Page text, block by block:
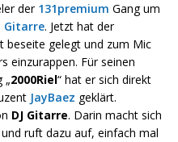
der 131premium Gang um
Gitarre. Jetzt hat der
beseite gelegt und zum Mic
einzurappen. Für seinen
„2000Riel“ hat er sich direkt
JayBaez geklärt.
DJ Gitarre. Darin macht sich
ruft dazu auf, einfach mal